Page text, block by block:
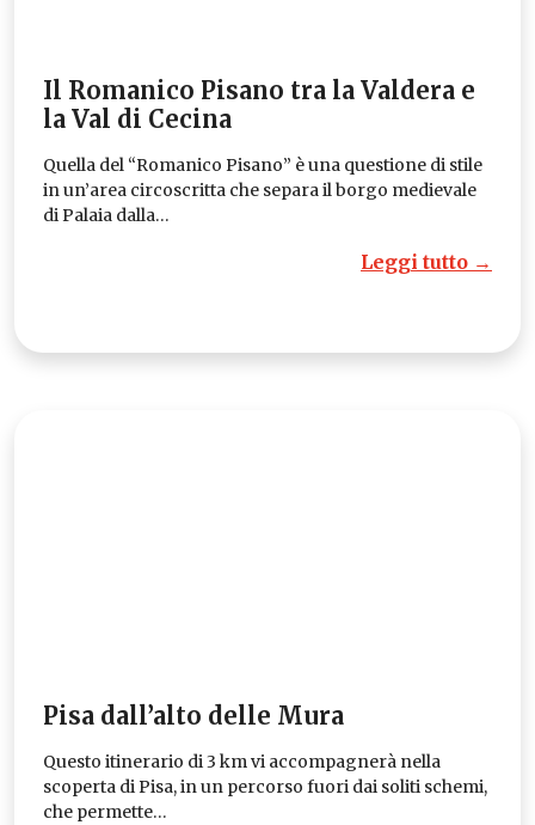
Il Romanico Pisano tra la Valdera e
la Val di Cecina
Quella del “Romanico Pisano” è una questione di stile
in un’area circoscritta che separa il borgo medievale
di Palaia dalla…
Leggi tutto →
Pisa dall’alto delle Mura
Questo itinerario di 3 km vi accompagnerà nella
scoperta di Pisa, in un percorso fuori dai soliti schemi,
che permette…